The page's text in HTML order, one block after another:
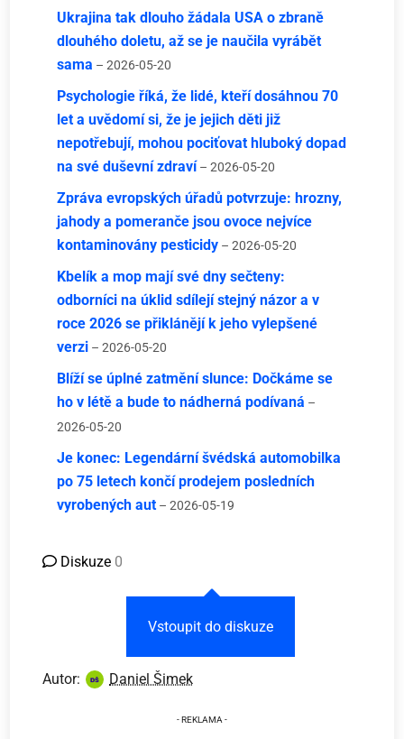
Ukrajina tak dlouho žádala USA o zbraně
dlouhého doletu, až se je naučila vyrábět
sama – 2026-05-20
Psychologie říká, že lidé, kteří dosáhnou 70
let a uvědomí si, že je jejich děti již
nepotřebují, mohou pociťovat hluboký dopad
na své duševní zdraví – 2026-05-20
Zpráva evropských úřadů potvrzuje: hrozny,
jahody a pomeranče jsou ovoce nejvíce
kontaminovány pesticidy – 2026-05-20
Kbelík a mop mají své dny sečteny:
odborníci na úklid sdílejí stejný názor a v
roce 2026 se přiklánějí k jeho vylepšené
verzi – 2026-05-20
Blíží se úplné zatmění slunce: Dočkáme se
ho v létě a bude to nádherná podívaná –
2026-05-20
Je konec: Legendární švédská automobilka
po 75 letech končí prodejem posledních
vyrobených aut – 2026-05-19
Diskuze 0
Vstoupit do diskuze
Autor: Daniel Šimek